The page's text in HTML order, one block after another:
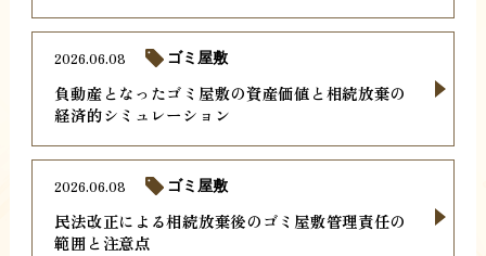
負動産となったゴミ屋敷の資産価値と相続放棄の
経済的シミュレーション
2026.06.08 ゴミ屋敷
民法改正による相続放棄後のゴミ屋敷管理責任の
範囲と注意点
2026.06.08 ゴミ屋敷